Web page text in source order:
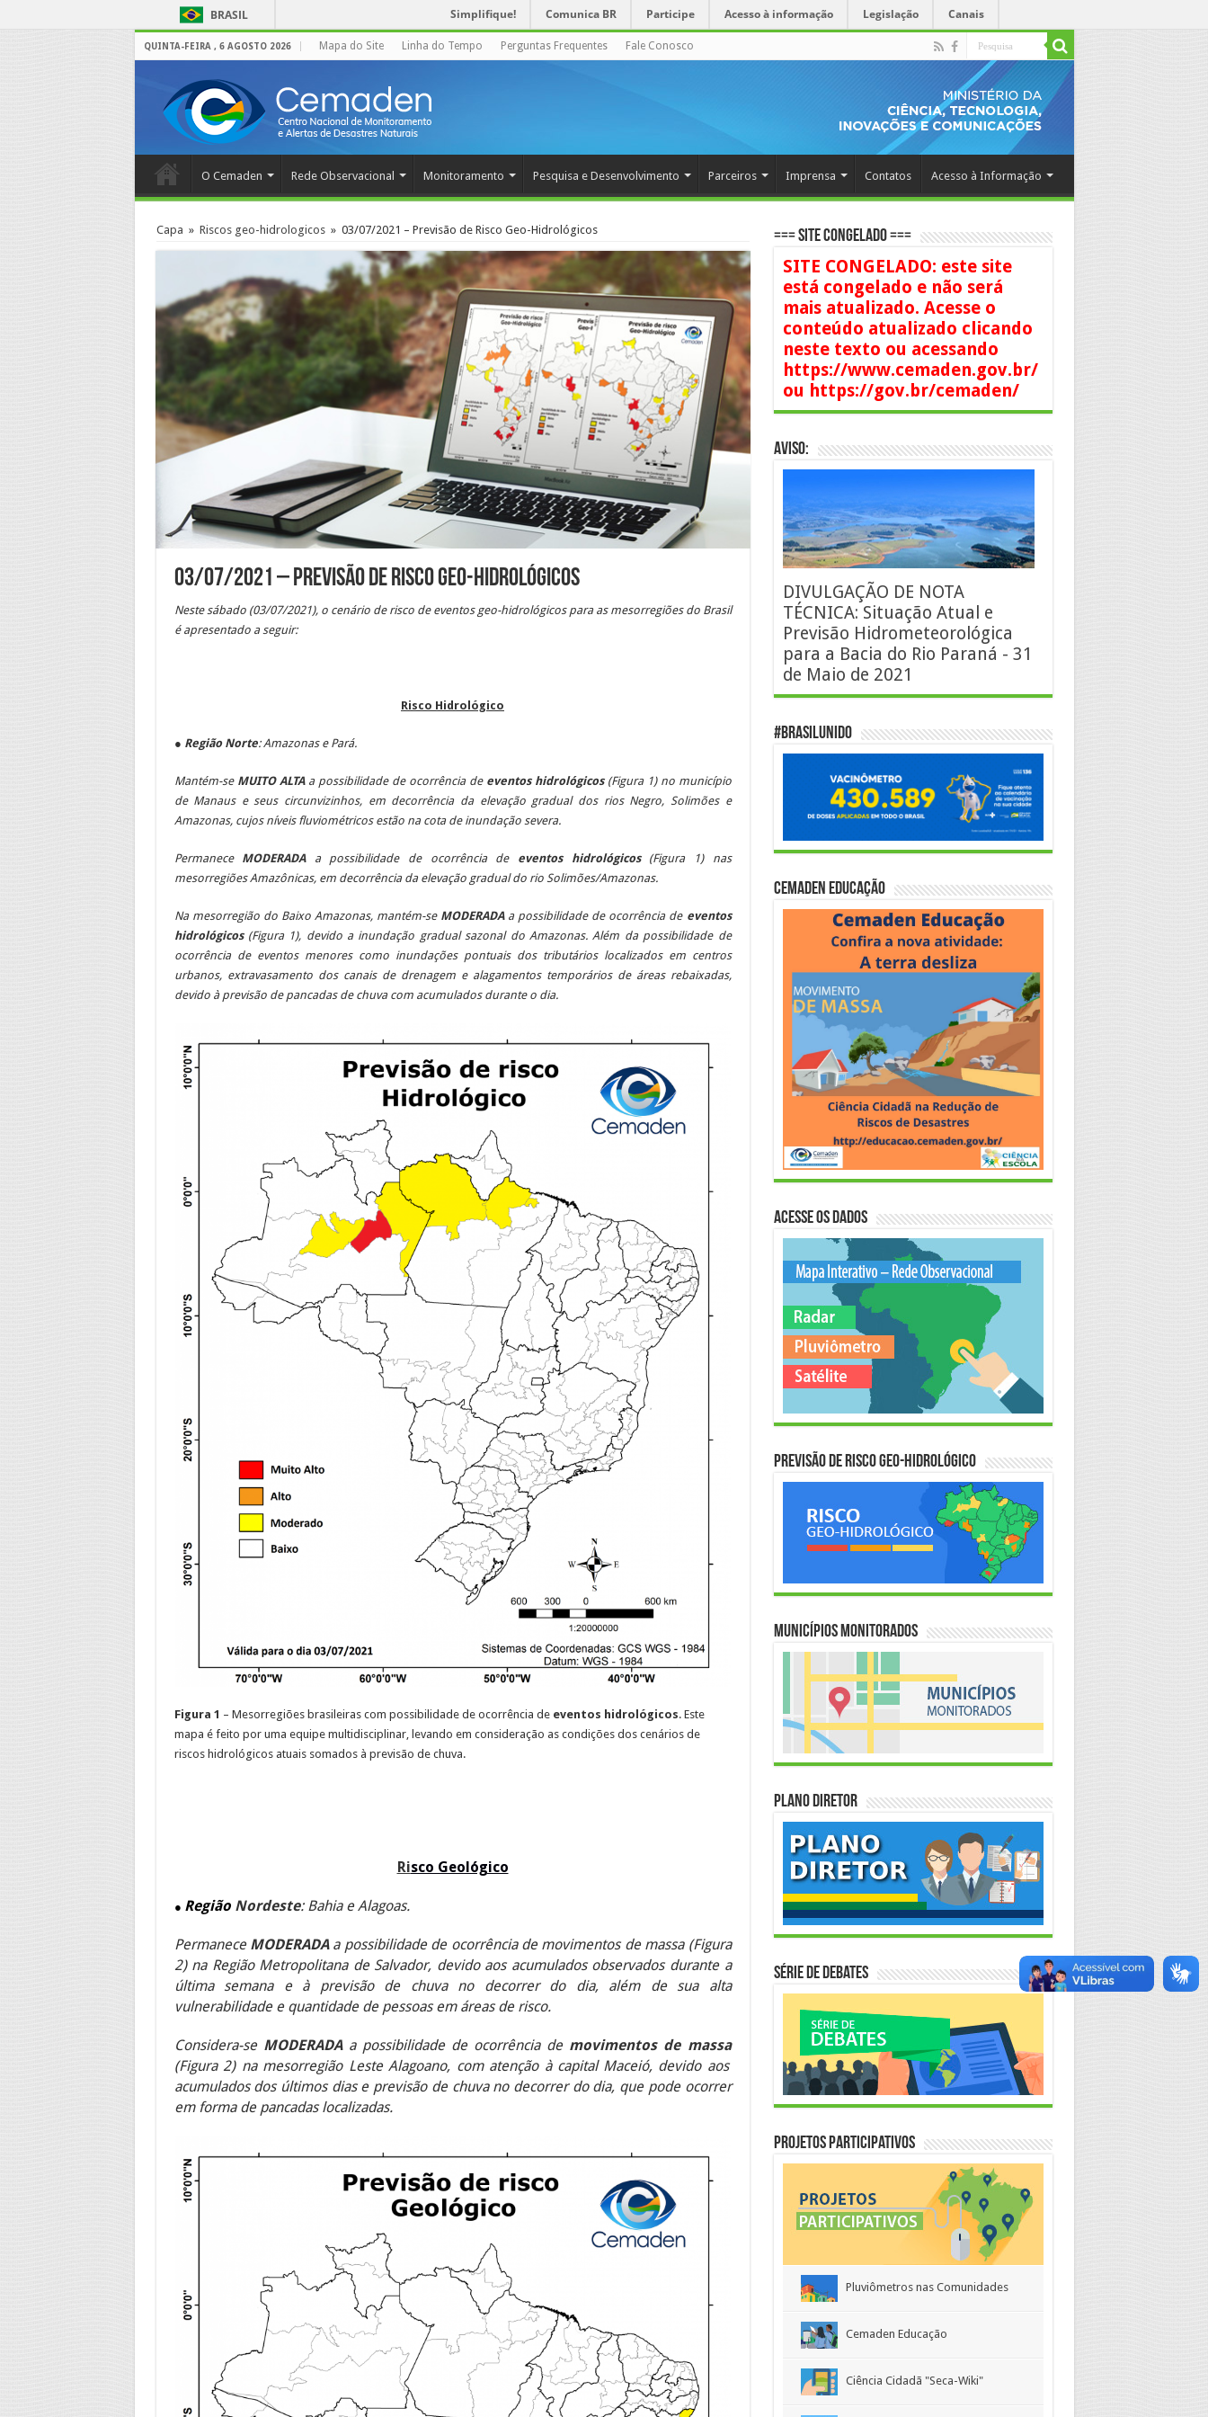
BRASIL Simplifique! Comunica BR Participe Acesso à informação Legislação Canais
QUINTA-FEIRA , 6 AGOSTO 2026 Mapa do Site Linha do Tempo Perguntas Frequentes Fale Conosco
O Cemaden Rede Observacional Monitoramento Pesquisa e Desenvolvimento Parceiros Imprensa Contatos Acesso à Informação
Capa » Riscos geo-hidrologicos » 03/07/2021 – Previsão de Risco Geo-Hidrológicos
03/07/2021 – Previsão de Risco Geo-Hidrológicos
Neste sábado (03/07/2021), o cenário de risco de eventos geo-hidrológicos para as mesorregiões do Brasil
é apresentado a seguir:
Risco Hidrológico
● Região Norte: Amazonas e Pará.
Mantém-se MUITO ALTA a possibilidade de ocorrência de eventos hidrológicos(Figura 1) no município
de Manaus e seus circunvizinhos, em decorrência da elevação gradual dos rios Negro, Solimões e
Amazonas, cujos níveis fluviométricos estão na cota de inundação severa.
Permanece MODERADAa possibilidade de ocorrência de eventos hidrológicos(Figura 1) nas
mesorregiões Amazônicas, em decorrência da elevação gradual do rio Solimões/Amazonas.
Na mesorregião do Baixo Amazonas, mantém-se MODERADAa possibilidade de ocorrência de eventos
hidrológicos(Figura 1), devido a inundação gradual sazonal do Amazonas. Além da possibilidade de
ocorrência de eventos menores como inundações pontuais dos tributários localizados em centros
urbanos, extravasamento dos canais de drenagem e alagamentos temporários de áreas rebaixadas,
devido à previsão de pancadas de chuva com acumulados durante o dia.
Figura 1 – Mesorregiões brasileiras com possibilidade de ocorrência de eventos hidrológicos. Este
mapa é feito por uma equipe multidisciplinar, levando em consideração as condições dos cenários de
riscos hidrológicos atuais somados à previsão de chuva.
Risco Geológico
● Região Nordeste: Bahia e Alagoas.
Permanece MODERADA a possibilidade de ocorrência de movimentos de massa (Figura
2) na Região Metropolitana de Salvador, devido aos acumulados observados durante a
última semana e àprevisão de chuva no decorrer do dia, além de sua alta
vulnerabilidade e quantidade de pessoas em áreas de risco.
Considera-se MODERADAa possibilidade de ocorrência demovimentos de massa
(Figura 2) na mesorregião Leste Alagoano, com atenção à capital Maceió, devido aos
acumulados dos últimos dias e previsão de chuva no decorrer do dia, que pode ocorrer
em forma de pancadas localizadas.
=== SITE CONGELADO ===
SITE CONGELADO: este site
está congelado e não será
mais atualizado. Acesse o
conteúdo atualizado clicando
neste texto ou acessando
https://www.cemaden.gov.br/
ou https://gov.br/cemaden/
AVISO:
DIVULGAÇÃO DE NOTA
TÉCNICA: Situação Atual e
Previsão Hidrometeorológica
para a Bacia do Rio Paraná - 31
de Maio de 2021
#BrasilUnido
Cemaden Educação
Acesse os Dados
Previsão de Risco Geo-Hidrológico
Municípios Monitorados
Plano Diretor
Série de Debates
Projetos Participativos
Pluviômetros nas Comunidades
Cemaden Educação
Ciência Cidadã "Seca-Wiki"